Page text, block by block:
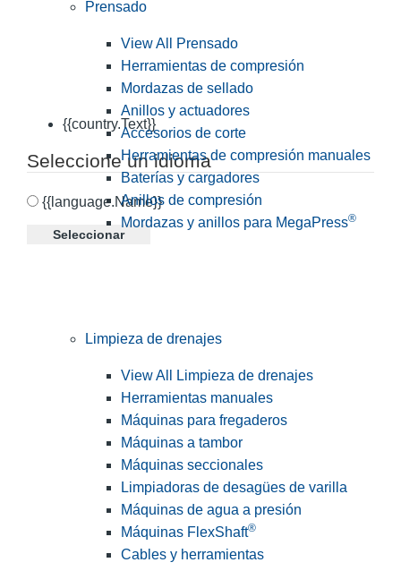
{{country.Text}}
Seleccione un idioma
{{language.Name}}
Seleccionar
Prensado
View All Prensado
Herramientas de compresión
Mordazas de sellado
Anillos y actuadores
Accesorios de corte
Herramientas de compresión manuales
Baterías y cargadores
Anillos de compresión
Mordazas y anillos para MegaPress®
Limpieza de drenajes
View All Limpieza de drenajes
Herramientas manuales
Máquinas para fregaderos
Máquinas a tambor
Máquinas seccionales
Limpiadoras de desagües de varilla
Máquinas de agua a presión
Máquinas FlexShaft®
Cables y herramientas